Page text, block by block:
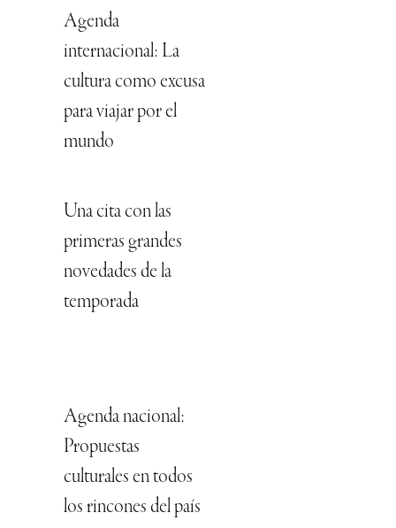
Agenda
internacional: La
cultura como excusa
para viajar por el
mundo
Una cita con las
primeras grandes
novedades de la
temporada
Agenda nacional:
Propuestas
culturales en todos
los rincones del país